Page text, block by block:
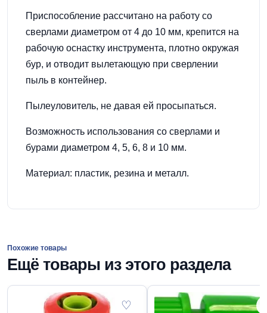
Приспособление рассчитано на работу со
сверлами диаметром от 4 до 10 мм, крепится на
рабочую оснастку инструмента, плотно окружая
бур, и отводит вылетающую при сверлении
пыль в контейнер.
Пылеуловитель, не давая ей просыпаться.
Возможность использования со сверлами и
бурами диаметром 4, 5, 6, 8 и 10 мм.
Материал: пластик, резина и металл.
Похожие товары
Ещё товары из этого раздела
♡